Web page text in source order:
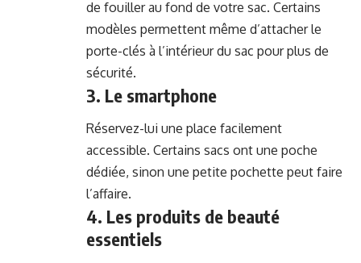
de fouiller au fond de votre sac. Certains
modèles permettent même d’attacher le
porte-clés à l’intérieur du sac pour plus de
sécurité.
3. Le smartphone
Réservez-lui une place facilement
accessible. Certains sacs ont une poche
dédiée, sinon une petite pochette peut faire
l’affaire.
4. Les produits de beauté
essentiels